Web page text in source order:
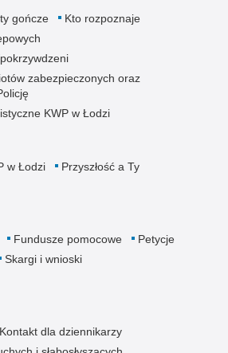
gończe
Kto rozpoznaje
zabezpieczonych oraz
KWP w Łodzi
w Łodzi Przyszłość a Ty
Fundusze pomocowe
Petycje
Skargi i wnioski
Kontakt dla dziennikarzy